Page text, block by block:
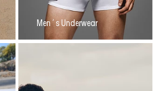
Men´s Underwear